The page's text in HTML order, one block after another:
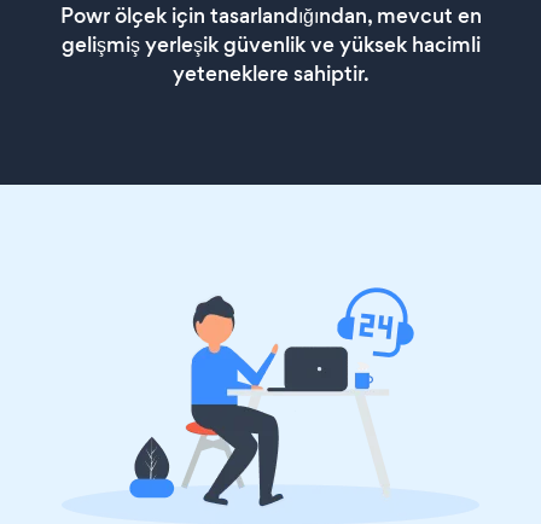
Powr ölçek için tasarlandığından, mevcut en
gelişmiş yerleşik güvenlik ve yüksek hacimli
yeteneklere sahiptir.